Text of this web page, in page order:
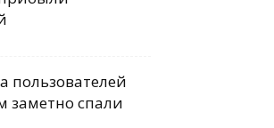
пользователей
заметно спали